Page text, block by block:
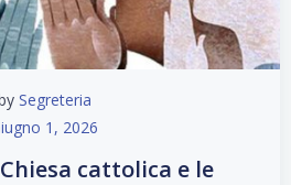
Segreteria
1, 2026
cattolica e le